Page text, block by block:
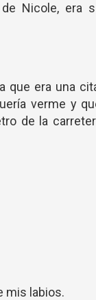
Nicole, era
que era una
verme y
de la
mis labios.